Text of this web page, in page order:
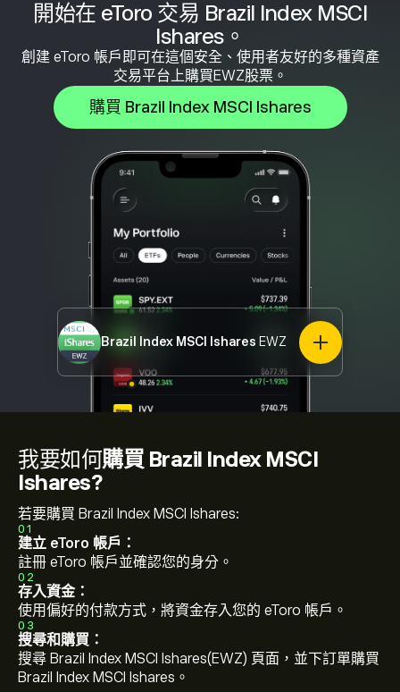
開始在 eToro 交易 Brazil Index MSCI
Ishares。
創建 eToro 帳戶即可在這個安全、使用者友好的多種資產
交易平台上購買EWZ股票。
購買 Brazil Index MSCI Ishares
Brazil Index MSCI Ishares EWZ
我要如何購買 Brazil Index MSCI
Ishares?
若要購買 Brazil Index MSCI Ishares:
01
建立 eToro 帳戶：
註冊 eToro 帳戶並確認您的身分。
02
存入資金：
使用偏好的付款方式，將資金存入您的 eToro 帳戶。
03
搜尋和購買：
搜尋 Brazil Index MSCI Ishares(EWZ) 頁面，並下訂單購買
Brazil Index MSCI Ishares。